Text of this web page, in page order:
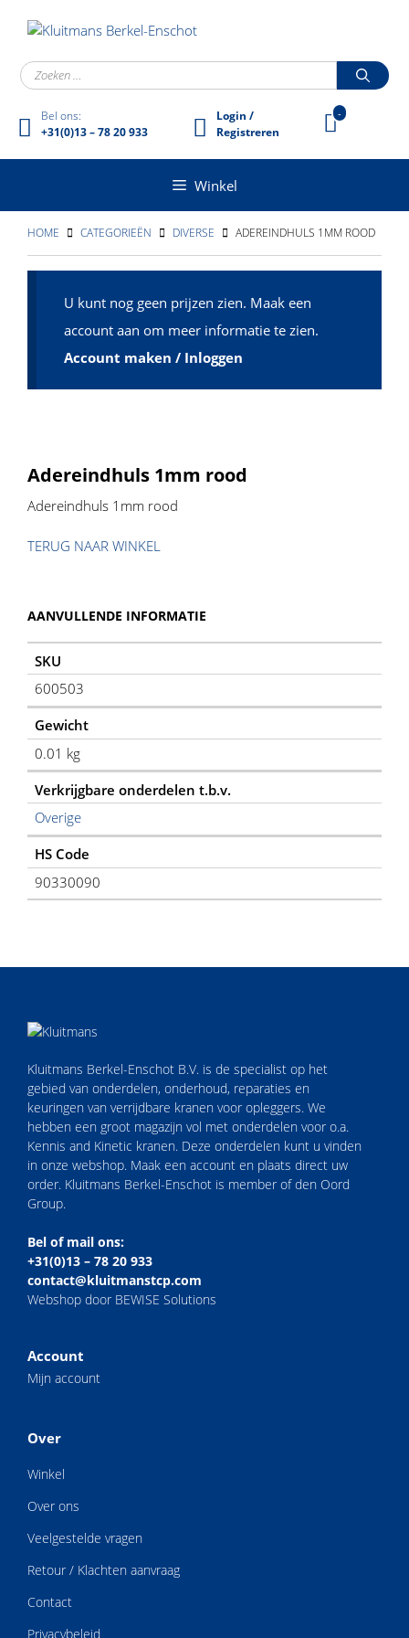
inhoud
Zoek
naar:
Bel ons:
+31(0)13 – 78 20 933
Login /
Registreren
-
Winkel
HOME CATEGORIEËN DIVERSE ADEREINDHULS 1MM ROOD
Account maken / Inloggen
U kunt nog geen prijzen zien. Maak een
account aan om meer informatie te zien.
Adereindhuls 1mm rood
Adereindhuls 1mm rood
TERUG NAAR WINKEL
AANVULLENDE INFORMATIE
SKU
600503
Gewicht
0.01 kg
Verkrijgbare onderdelen t.b.v.
Overige
HS Code
90330090
Kluitmans Berkel-Enschot B.V. is de specialist op het
gebied van onderdelen, onderhoud, reparaties en
keuringen van verrijdbare kranen voor opleggers. We
hebben een groot magazijn vol met onderdelen voor o.a.
Kennis and Kinetic kranen. Deze onderdelen kunt u vinden
in onze webshop. Maak een account en plaats direct uw
order. Kluitmans Berkel-Enschot is member of den Oord
Group.
Bel of mail ons:
+31(0)13 – 78 20 933
contact@kluitmanstcp.com
Webshop door BEWISE Solutions
Account
Mijn account
Over
Winkel
Over ons
Veelgestelde vragen
Retour / Klachten aanvraag
Contact
Privacybeleid